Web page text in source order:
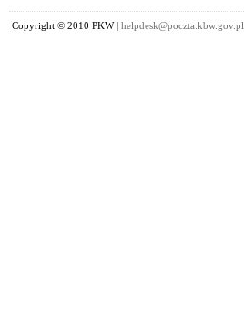
Copyright © 2010 PKW | helpdesk@poczta.kbw.gov.pl